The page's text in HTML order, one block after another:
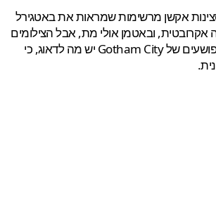
אקשן מרשימות שמראות את באטגירל
ובאטמן אולי מת, אבל הצילומים
של היום מוכיחים שלפושעים של Gotham City יש מה לדאוג, כי